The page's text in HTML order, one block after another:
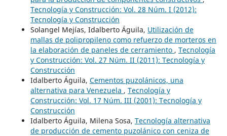
Tecnología y Construcción: Vol. 28 Núm. I (2012):
Tecnología y Construcción
Solangel Mejías, Idalberto Águila, Utilización de
mallas de polipropileno como refuerzo de morteros en
la elaboración de paneles de cerramiento , Tecnología
y Construcción: Vol. 27 Núm. II (2011): Tecnología y
Construcción
Idalberto Águila, Cementos puzolánicos, una
alternativa para Venezuela , Tecnología y
Construcción: Vol. 17 Núm. III (2001): Tecnología y
Construcción
Idalberto Águila, Milena Sosa, Tecnología alternativa
de producción de cemento puzolánico con ceniza de